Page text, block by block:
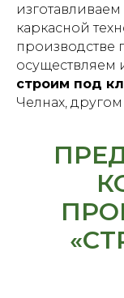
каркасной
производстве
осуществляем
строим под
Челнах,